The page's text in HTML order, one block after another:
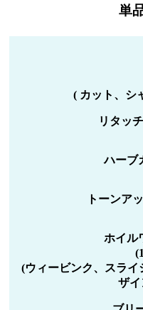
単
( カット、シ
リタッ
ハーブ
トーンア
ホイル
(ウィービンク、スラ
ザイ